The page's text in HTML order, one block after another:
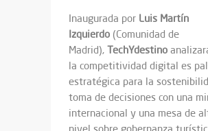
Inaugurada por Luis Martín
Izquierdo (Comunidad de
Madrid), TechYdestino
la competitividad digital es
estratégica para la
toma de decisiones con una
internacional y una mesa de